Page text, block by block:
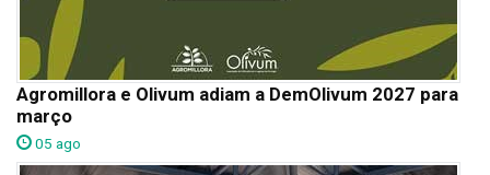
Agromillora e Olivum adiam a DemOlivum 2027 para
março
05 ago